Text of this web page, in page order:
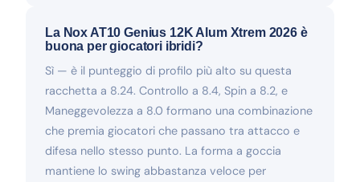
La Nox AT10 Genius 12K Alum Xtrem 2026 è
buona per giocatori ibridi?
Sì — è il punteggio di profilo più alto su questa
racchetta a 8.24. Controllo a 8.4, Spin a 8.2, e
Maneggevolezza a 8.0 formano una combinazione
che premia giocatori che passano tra attacco e
difesa nello stesso punto. La forma a goccia
mantiene lo swing abbastanza veloce per